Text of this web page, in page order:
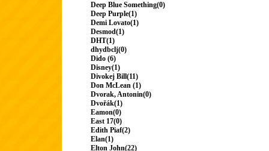
Deep Blue Something(0)
Deep Purple(1)
Demi Lovato(1)
Desmod(1)
DHT(1)
dhydbclj(0)
Dido (6)
Disney(1)
Divokej Bill(11)
Don McLean (1)
Dvorak, Antonin(0)
Dvořák(1)
Eamon(0)
East 17(0)
Edith Piaf(2)
Elan(1)
Elton John(22)